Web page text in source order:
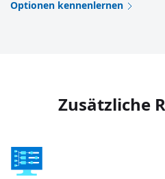
Optionen kennenlernen
Zusätzliche